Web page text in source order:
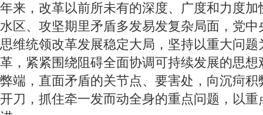
年来，改革以前所未有的深度、广度和力度
水区、攻坚期里矛盾多发易发复杂局面，党
思维统领改革发展稳定大局，坚持以重大问
革，紧紧围绕阻碍全面协调可持续发展的思
弊端，直面矛盾的关节点、要害处，向沉疴
开刀，抓住牵一发而动全身的重点问题，以